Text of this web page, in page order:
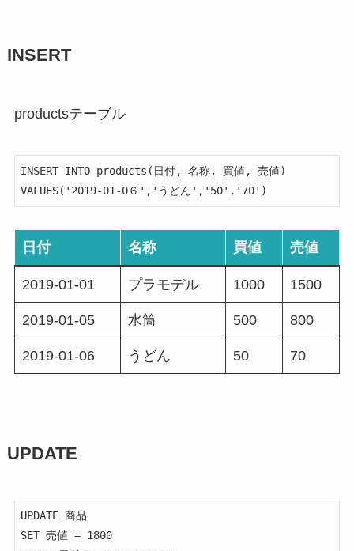
INSERT
productsテーブル
INSERT INTO products(日付, 名称, 買値, 売値)
VALUES('2019-01-0６','うどん','50','70')
日付 名称 買値 売値
2019-01-01 プラモデル 1000 1500
2019-01-05 水筒 500 800
2019-01-06 うどん 50 70
UPDATE
UPDATE 商品
SET 売値 = 1800